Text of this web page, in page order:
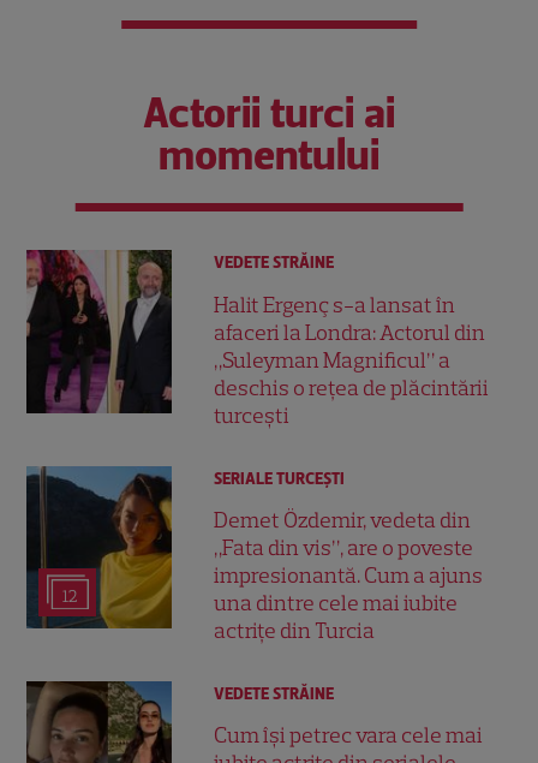
Actorii turci ai
momentului
VEDETE STRĂINE
Halit Ergenç s-a lansat în
afaceri la Londra: Actorul din
„Suleyman Magnificul” a
deschis o rețea de plăcintării
turcești
12
SERIALE TURCEŞTI
Demet Özdemir, vedeta din
„Fata din vis”, are o poveste
impresionantă. Cum a ajuns
una dintre cele mai iubite
actrițe din Turcia
VEDETE STRĂINE
Cum își petrec vara cele mai